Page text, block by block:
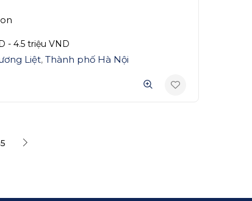
- 4.5 triệu VND
Liệt, Thành phố Hà Nội